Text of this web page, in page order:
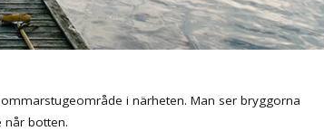
i närheten. Man ser bryggorna
når botten.